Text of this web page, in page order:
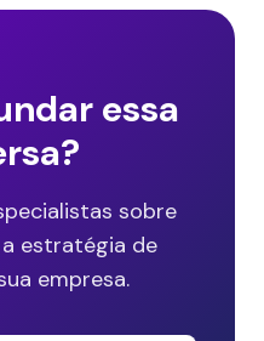
essa
sobre
estratégia de
empresa.